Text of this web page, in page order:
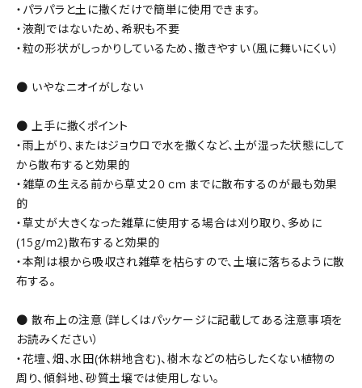
・パラパラと土に撒くだけで簡単に使用できます。
・液剤ではないため、希釈も不要
・粒の形状がしっかりしているため、撒きやすい（風に舞いにくい）
● いやなニオイがしない
● 上手に撒くポイント
・雨上がり、またはジョウロで水を撒くなど、土が湿った状態にして
から散布すると効果的
・雑草の生える前から草丈２０ｃｍまでに散布するのが最も効果
的
・草丈が大きくなった雑草に使用する場合は刈り取り、多めに
(15g/m2)散布すると効果的
・本剤は根から吸収され雑草を枯らすので、土壌に落ちるように散
布する。
● 散布上の注意（詳しくはパッケージに記載してある注意事項を
お読みください）
・花壇、畑、水田(休耕地含む)、樹木などの枯らしたくない植物の
周り、傾斜地、砂質土壌では使用しない。